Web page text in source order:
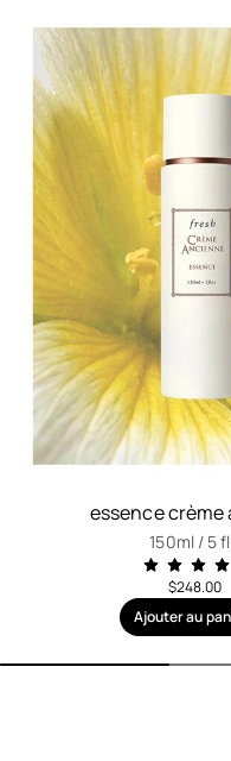
essence
150ml / 5
$248.00
Ajouter au